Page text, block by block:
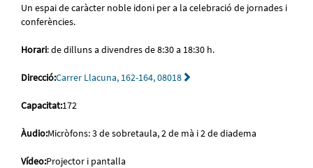
Un espai de caràcter noble idoni per a la celebració de jornades i
conferències.
Horari: de dilluns a divendres de 8:30 a 18:30 h.
Direcció:Carrer Llacuna, 162-164, 08018
Capacitat:172
Àudio:Micròfons: 3 de sobretaula, 2 de mà i 2 de diadema
Vídeo:Projector i pantalla